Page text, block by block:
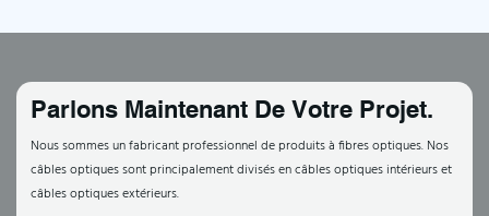
Parlons Maintenant De Votre Projet.
Nous sommes un fabricant professionnel de produits à fibres optiques. Nos
câbles optiques sont principalement divisés en câbles optiques intérieurs et
câbles optiques extérieurs.